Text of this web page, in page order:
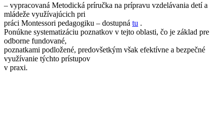
– vypracovaná Metodická príručka na prípravu vzdelávania detí a
mládeže využívajúcich pri
práci Montessori pedagogiku – dostupná tu .
Ponúkne systematizáciu poznatkov v tejto oblasti, čo je základ pre
odborne fundované,
poznatkami podložené, predovšetkým však efektívne a bezpečné
využívanie týchto prístupov
v praxi.